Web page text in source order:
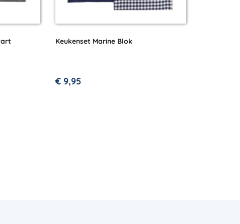
Keukenset Marine Blok
€ 9,95